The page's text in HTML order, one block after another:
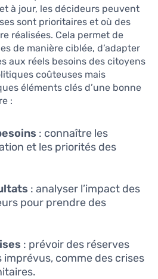
à jour, les décideurs peuvent
sont prioritaires et où des
réalisées. Cela permet de
de manière ciblée, d’adapter
aux réels besoins des citoyens
coûteuses mais
éléments clés d’une bonne
:
: connaître les
et les priorités des
: analyser l’impact des
pour prendre des
: prévoir des réserves
comme des crises